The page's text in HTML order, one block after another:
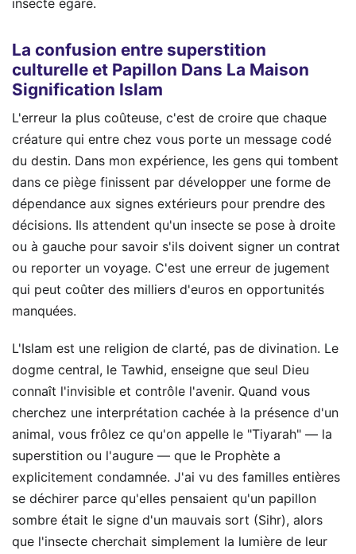
insecte égaré.
La confusion entre superstition
culturelle et Papillon Dans La Maison
Signification Islam
L'erreur la plus coûteuse, c'est de croire que chaque
créature qui entre chez vous porte un message codé
du destin. Dans mon expérience, les gens qui tombent
dans ce piège finissent par développer une forme de
dépendance aux signes extérieurs pour prendre des
décisions. Ils attendent qu'un insecte se pose à droite
ou à gauche pour savoir s'ils doivent signer un contrat
ou reporter un voyage. C'est une erreur de jugement
qui peut coûter des milliers d'euros en opportunités
manquées.
L'Islam est une religion de clarté, pas de divination. Le
dogme central, le Tawhid, enseigne que seul Dieu
connaît l'invisible et contrôle l'avenir. Quand vous
cherchez une interprétation cachée à la présence d'un
animal, vous frôlez ce qu'on appelle le "Tiyarah" — la
superstition ou l'augure — que le Prophète a
explicitement condamnée. J'ai vu des familles entières
se déchirer parce qu'elles pensaient qu'un papillon
sombre était le signe d'un mauvais sort (Sihr), alors
que l'insecte cherchait simplement la lumière de leur